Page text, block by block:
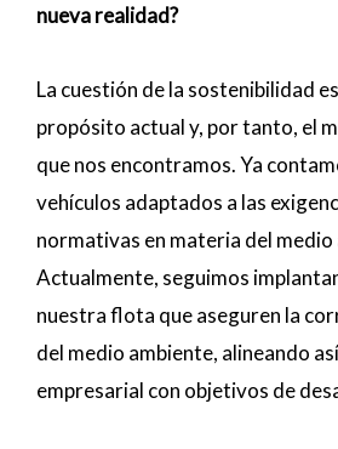
nueva realidad?
La cuestión de la sostenibilidad
propósito actual y, por tanto, el
que nos encontramos. Ya
vehículos adaptados a las
normativas en materia del medio
Actualmente, seguimos
nuestra flota que aseguren la
del medio ambiente, alineando
empresarial con objetivos de